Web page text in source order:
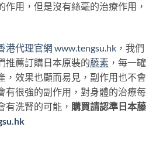
作用，但是沒有絲毫的治療作用，
港代理官網 www.tengsu.hk ，我們
推薦訂購日本原裝的藤素 ，每一罐
，效果也顯而易見，副作用也不會
有很強的副作用，對身體的治療每
有洗腎的可能， 購買請認準日本藤